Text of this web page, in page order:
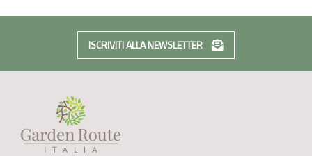
ISCRIVITI ALLA NEWSLETTER